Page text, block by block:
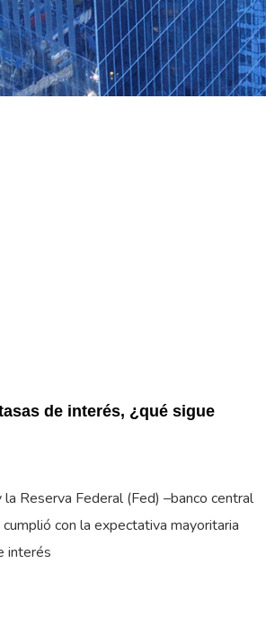
de interés, ¿qué sigue
Reserva Federal (Fed) –banco central
con la expectativa mayoritaria
interés